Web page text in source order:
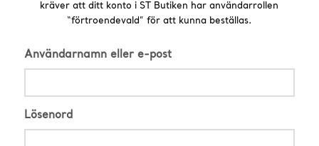
kräver att ditt konto i ST Butiken har användarrollen
“förtroendevald” för att kunna beställas.
Användarnamn eller e-post
Lösenord